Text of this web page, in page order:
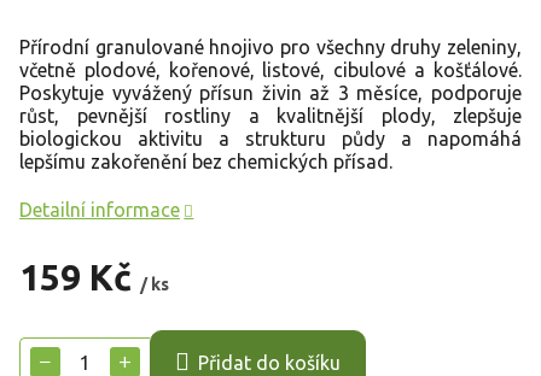
159 Kč / ks
cena:
+
− Přidat do košíku
Přírodní granulované hnojivo pro všechny druhy zeleniny,
včetně plodové, kořenové, listové, cibulové a košťálové.
Poskytuje vyvážený přísun živin až 3 měsíce, podporuje
růst, pevnější rostliny a kvalitnější plody, zlepšuje
biologickou aktivitu a strukturu půdy a napomáhá
lepšímu zakořenění bez chemických přísad.
Detailní informace